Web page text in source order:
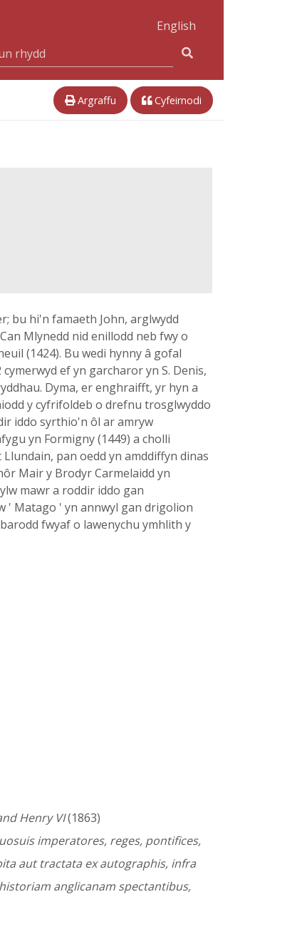
English
Argraffu Cyfeirnodi
bu hi'n famaeth John, arglwydd
Mlynedd nid enillodd neb fwy o
(1424). Bu wedi hynny â gofal
ef yn garcharor yn S. Denis,
Dyma, er enghraifft, yr hyn a
y cyfrifoldeb o drefnu trosglwyddo
iddo syrthio'n ôl ar amryw
yn Formigny (1449) a cholli
pan oedd yn amddiffyn dinas
Mair y Brodyr Carmelaidd yn
mawr a roddir iddo gan
' Matago ' yn annwyl gan drigolion
fwyaf o lawenychu ymhlith y
Henry VI(1863)
imperatores, reges, pontifices,
aut tractata ex autographis, infra
anglicanam spectantibus,